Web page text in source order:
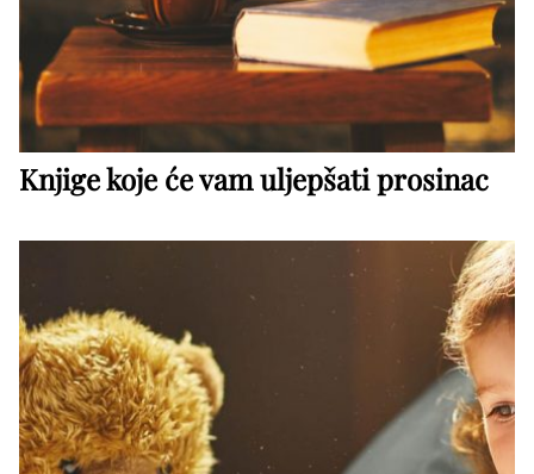
Knjige koje će vam uljepšati prosinac